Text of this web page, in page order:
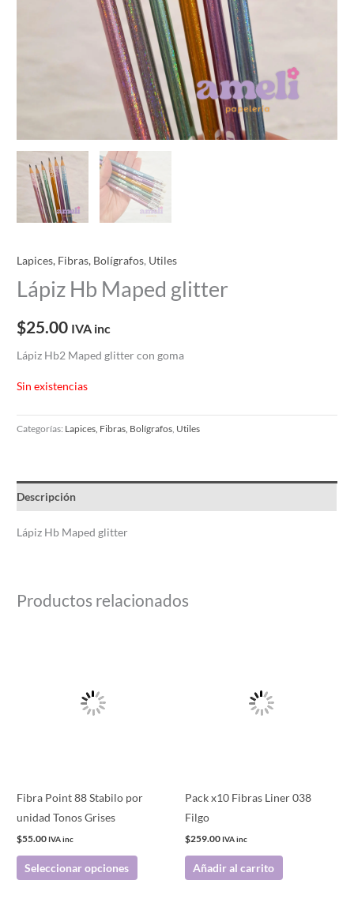
Lapices, Fibras, Bolígrafos, Utiles
Lápiz Hb Maped glitter
$25.00 IVA inc
Lápiz Hb2 Maped glitter con goma
Sin existencias
Categorías: Lapices, Fibras, Bolígrafos, Utiles
Descripción
Lápiz Hb Maped glitter
Productos relacionados
Fibra Point 88 Stabilo por
unidad Tonos Grises
$55.00 IVA inc
Seleccionar opciones
pueden
la
Pack x10 Fibras Liner 038
Filgo
$259.00 IVA inc
Añadir al carrito